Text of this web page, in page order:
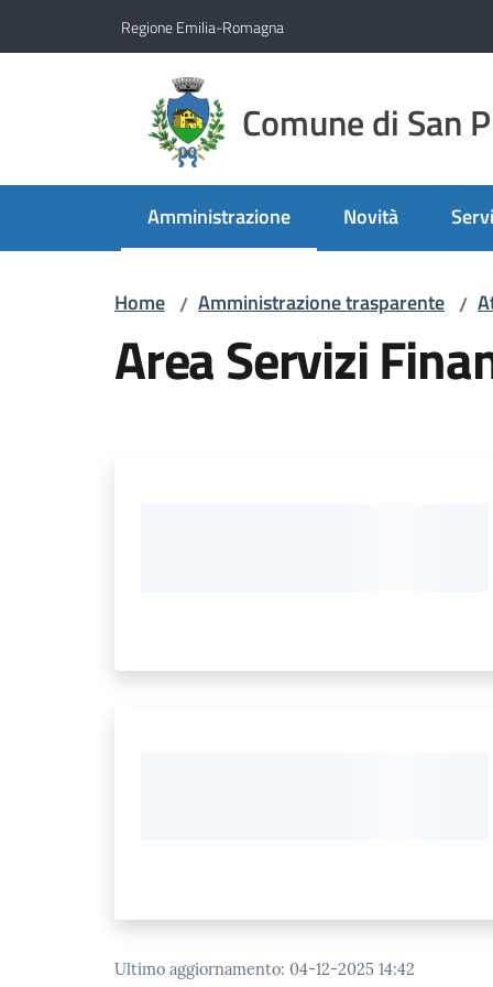
Regione Emilia-Romagna
Comune di San
Amministrazione
Menu selezionato Novità
Home / Amministrazione trasparente /
Area Servizi
Ultimo aggiornamento: 04-12-2025 14:42